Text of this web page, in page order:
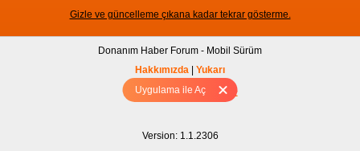
Uygulama ile Aç
Gizle ve güncelleme çıkana kadar tekrar gösterme.
Donanım Haber Forum - Mobil Sürüm
Hakkımızda | Yukarı
Tam sürüm için Tıklayınız
Version: 1.1.2306